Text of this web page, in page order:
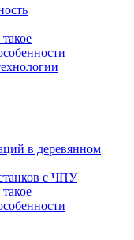
в деревянном
с ЧПУ